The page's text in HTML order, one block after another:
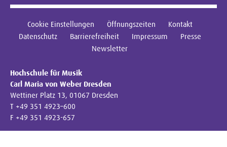
Cookie Einstellungen Öffnungszeiten
Kontakt
Datenschutz
Barrierefreiheit Impressum
Presse
Newsletter
Hochschule für Musik
Carl Maria von Weber Dresden
Wettiner Platz 13, 01067 Dresden
T +49 351 4923–600
F +49 351 4923-657